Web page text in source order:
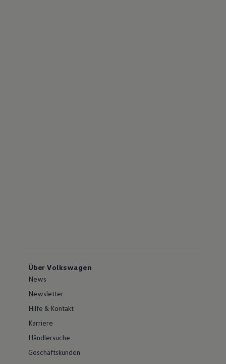
Über Volkswagen
News
Newsletter
Hilfe & Kontakt
Karriere
Händlersuche
Geschäftskunden